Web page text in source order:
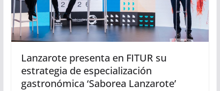
Lanzarote presenta en FITUR su
estrategia de especialización
gastronómica ‘Saborea Lanzarote’